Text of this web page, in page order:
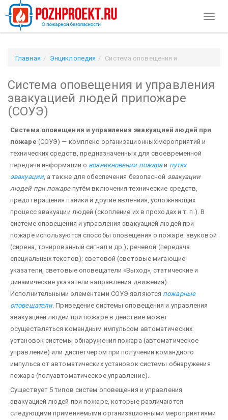
Главная Энциклопедия
Система оповещения и
Система оповещения и управления
эвакуацией людей припожаре
(СОУЭ)
Система оповещения и управления эвакуацией людей при
пожаре (СОУЭ) — комплекс организационных мероприятий и
технических средств, предназначенных для своевременной
передачи информации о возникновении пожараи путях
эвакуации, а также для обеспечения безопасной эвакуации
людей при пожарепутём включения технические средств,
предотвращения паники и другие явлениия, усложняющих
процесс эвакуации людей (скопление их в проходах и т. п.). В
системе оповещения и управления эвакуацией людей при
пожаре используются способы оповещения о пожаре: звуковой
(сирена, тонированный сигнал и др.); речевой (передача
специальных текстов); световой (световые мигающие
указатели, световые оповещатели «Выход», статические и
динамические указатели направления движения).
Исполнительными элементами СОУЭ являются пожарные
оповещатели. Приведение системы оповещения и управления
эвакуацией людей при пожаре в действие может
осуществляться командным импульсом автоматических
установок системы обнаружения пожара (автоматическое
управление) или диспетчером при получении командного
импульса от автоматических установок системы обнаружения
пожара (полуавтоматическое управление).
Существует 5 типов систем оповещения и управления
эвакуацией людей при пожаре, которые различаются
следующими применяемыми организационными мероприятиями